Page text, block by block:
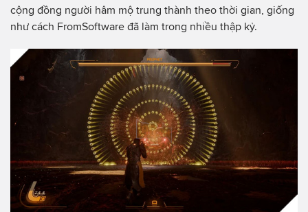
cộng đồng người hâm mộ trung thành theo thời gian, giống
như cách FromSoftware đã làm trong nhiều thập kỷ.